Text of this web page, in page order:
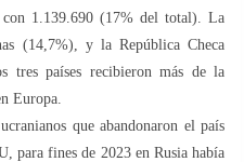
con 1.139.690 (17% del total). La
(14,7%), y la República Checa
tres países recibieron más de la
Europa.
que abandonaron el país
para fines de 2023 en Rusia había